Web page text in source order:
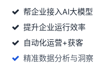
帮企业接入AI大模型
提升企业运行效率
自动化运营+获客
精准数据分析与洞察